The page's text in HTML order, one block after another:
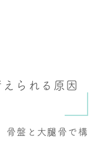
られる原因
骨盤と大腿骨で構